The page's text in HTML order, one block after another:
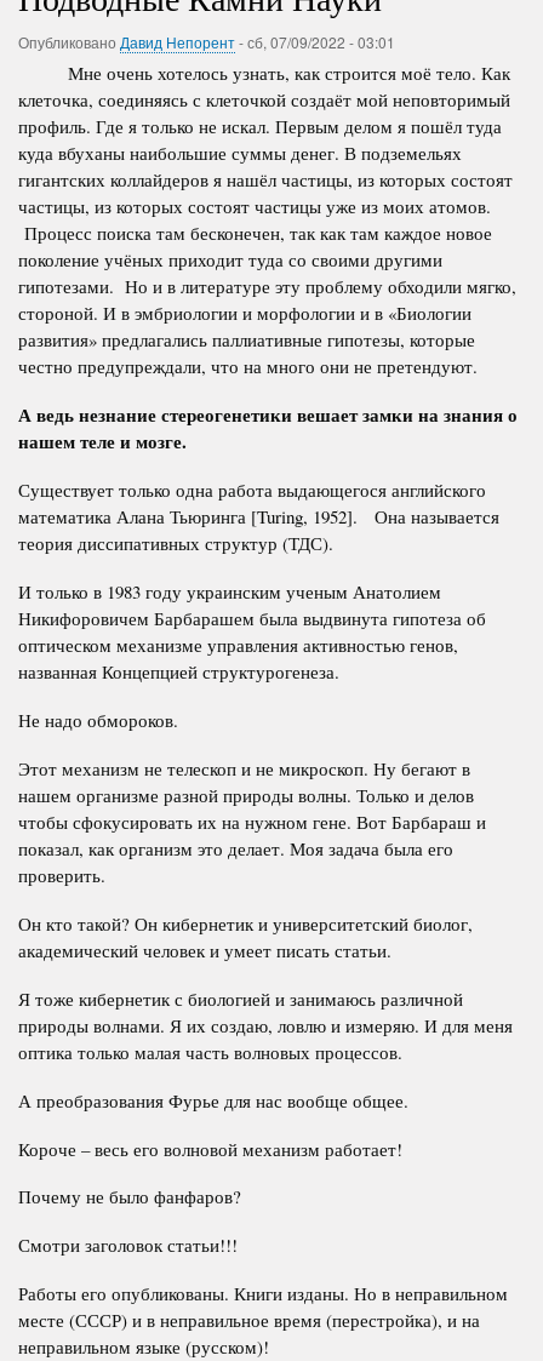
Опубликовано Давид Непорент-сб, 07/09/2022 - 03:01
Мне очень хотелось узнать, как строится моё тело. Как
клеточка, соединяясь с клеточкой создаёт мой неповторимый
профиль. Где я только не искал. Первым делом я пошёл туда
куда вбуханы наибольшие суммы денег. В подземельях
гигантских коллайдеров я нашёл частицы, из которых состоят
частицы, из которых состоят частицы уже из моих атомов.
Процесс поиска там бесконечен, так как там каждое новое
поколение учёных приходит туда со своими другими
гипотезами. Но и в литературе эту проблему обходили мягко,
стороной. И в эмбриологии и морфологии и в «Биологии
развития» предлагались паллиативные гипотезы, которые
честно предупреждали, что на много они не претендуют.
А ведь незнание стереогенетики вешает замки на знания о
нашем теле и мозге.
Существует только одна работа выдающегося английского
математика Алана Тьюринга [Turing, 1952]. Она называется
теория диссипативных структур (ТДС).
И только в 1983 году украинским ученым Анатолием
Никифоровичем Барбарашем была выдвинута гипотеза об
оптическом механизме управления активностью генов,
названная Концепцией структурогенеза.
Не надо обмороков.
Этот механизм не телескоп и не микроскоп. Ну бегают в
нашем организме разной природы волны. Только и делов
чтобы сфокусировать их на нужном гене. Вот Барбараш и
показал, как организм это делает. Моя задача была его
проверить.
Он кто такой? Он кибернетик и университетский биолог,
академический человек и умеет писать статьи.
Я тоже кибернетик с биологией и занимаюсь различной
природы волнами. Я их создаю, ловлю и измеряю. И для меня
оптика только малая часть волновых процессов.
А преобразования Фурье для нас вообще общее.
Короче – весь его волновой механизм работает!
Почему не было фанфаров?
Смотри заголовок статьи!!!
Работы его опубликованы. Книги изданы. Но в неправильном
месте (СССР) и в неправильное время (перестройка), и на
неправильном языке (русском)!